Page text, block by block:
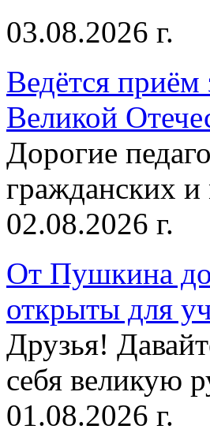
03.08.2026 г.
Ведётся
Великой
Дорогие
гражданских
02.08.2026 г.
От Пушкина до
открыты для
Друзья!
себя великую
01.08.2026 г.